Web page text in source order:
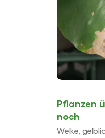
Pflanzen
noch
Welke,